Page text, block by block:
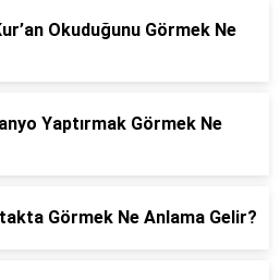
Okuduğunu Görmek Ne
Yaptırmak Görmek Ne
Görmek Ne Anlama Gelir?